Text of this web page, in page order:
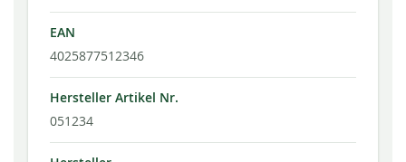
EAN
4025877512346
Hersteller Artikel Nr.
051234